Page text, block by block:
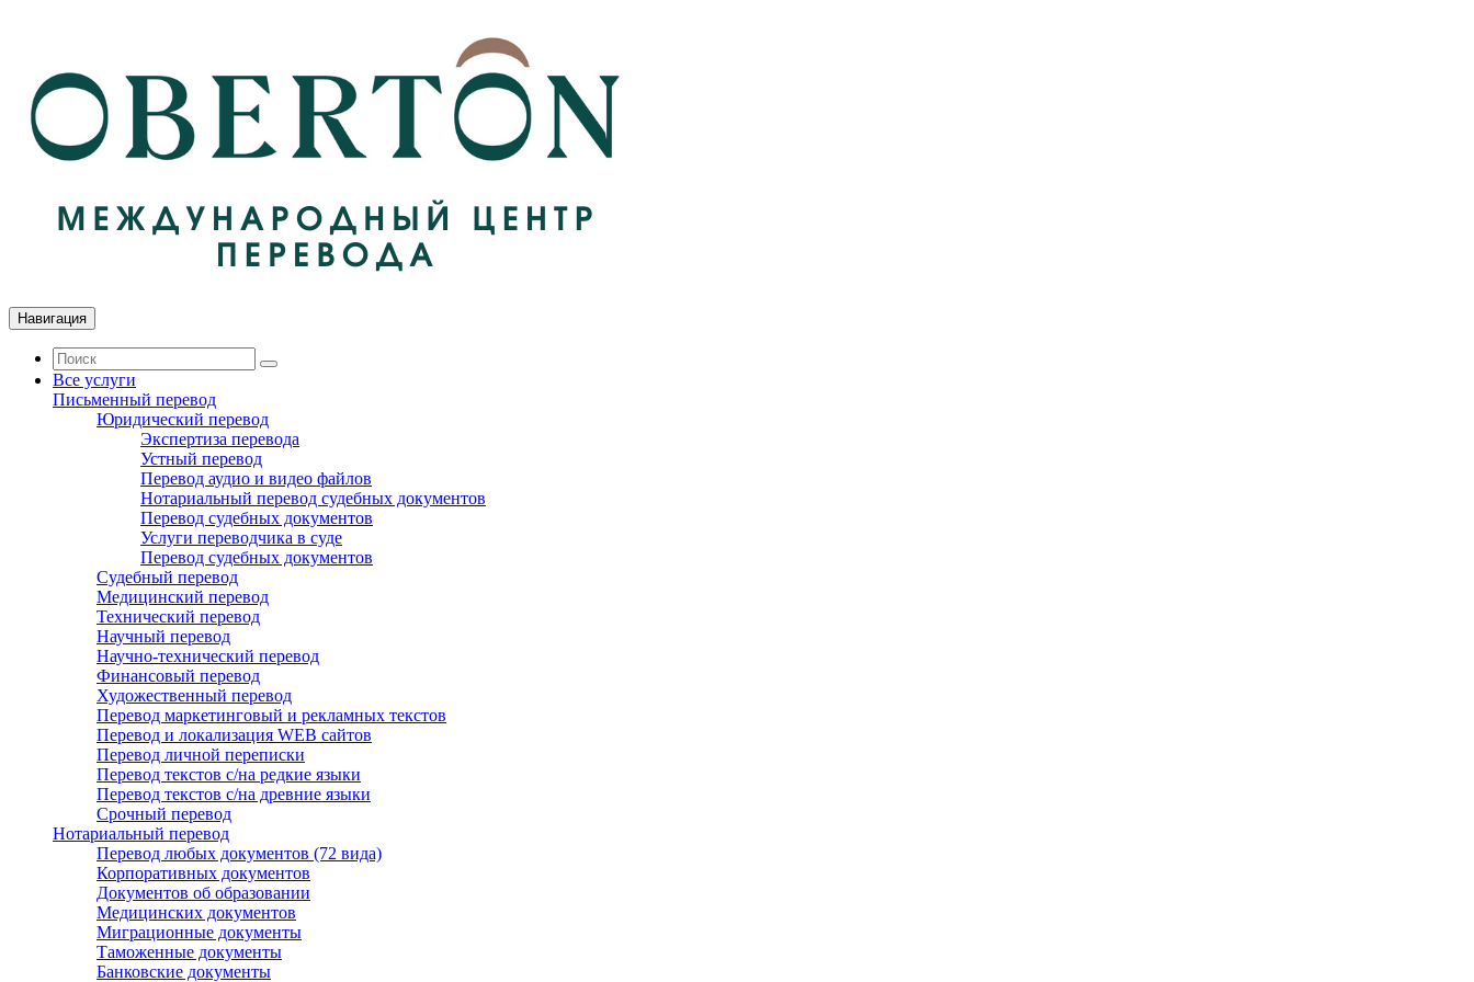
Навигация
Все услуги
Письменный перевод
Юридический перевод
Экспертиза перевода
Устный перевод
Перевод аудио и видео файлов
Нотариальный перевод судебных документов
Перевод судебных документов
Услуги переводчика в суде
Перевод судебных документов
Судебный перевод
Медицинский перевод
Технический перевод
Научный перевод
Научно-технический перевод
Финансовый перевод
Художественный перевод
Перевод маркетинговый и рекламных текстов
Перевод и локализация WEB сайтов
Перевод личной переписки
Перевод текстов с/на редкие языки
Перевод текстов с/на древние языки
Срочный перевод
Нотариальный перевод
Перевод любых документов (72 вида)
Корпоративных документов
Документов об образовании
Медицинских документов
Миграционные документы
Таможенные документы
Банковские документы